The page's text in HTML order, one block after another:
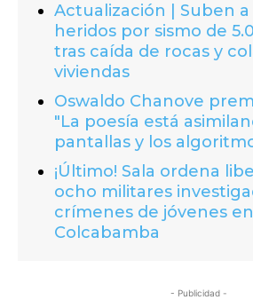
Actualización | Suben a
heridos por sismo de
tras caída de rocas y
viviendas
Oswaldo Chanove
"La poesía está
pantallas y los
¡Último! Sala ordena
ocho militares
crímenes de jóvenes en
Colcabamba
- Publicidad -